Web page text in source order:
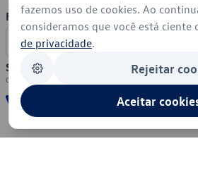
Formas de Pagamento
Segurança
fazemos uso de cookies. Ao
consideramos que você está ciente
de privacidade.
Rejeitar
Aceitar